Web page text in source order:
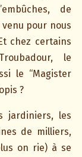
de
pour nous
chez certains
le
le “Magister
?
jardiniers, les
de milliers,
on rie) à se